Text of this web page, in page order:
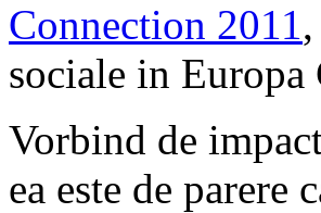
Connection 2011
sociale in Europa
Vorbind de
ea este de parere